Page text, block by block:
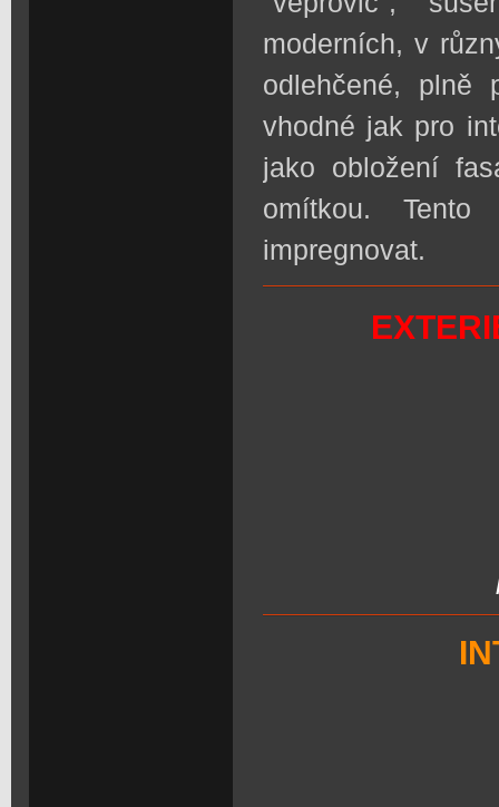
moderních, v
odlehčené, plně
vhodné jak pro
jako obložení
omítkou.
impregnovat.